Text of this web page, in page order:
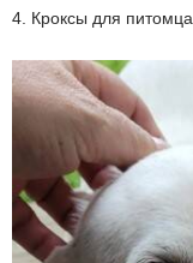
4. Кроксы для питомца